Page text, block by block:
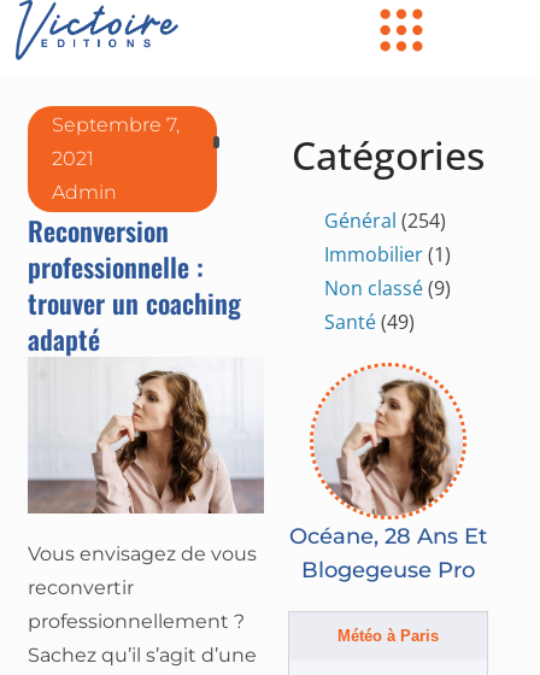
Septembre 7,
2021
Admin
Reconversion
professionnelle :
trouver un coaching
adapté
Vous envisagez de vous
reconvertir
professionnellement ?
Sachez qu’il s’agit d’une
Catégories
Général (254)
Immobilier(1)
Non classé(9)
Santé(49)
Océane, 28 Ans Et
Blogegeuse Pro
Météo à Paris